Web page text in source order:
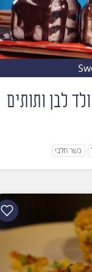
לבן ותותים
כשר חלבי